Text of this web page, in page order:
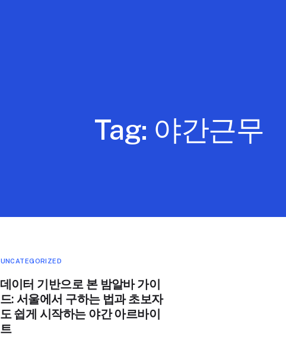
Tag: 야간근무
UNCATEGORIZED
데이터 기반으로 본 밤알바 가이
드: 서울에서 구하는 법과 초보자
도 쉽게 시작하는 야간 아르바이
트